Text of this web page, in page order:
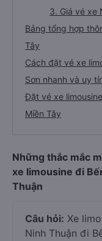
3. Giá vé xe
Bảng tổng hợp
Tây
Cách đặt vé xe
Sơn nhanh và uy
Đặt vé xe
Miền Tây
Những thắc mắc
xe limousine đi
Thuận
Câu hỏi: Xe
Ninh Thuận đi